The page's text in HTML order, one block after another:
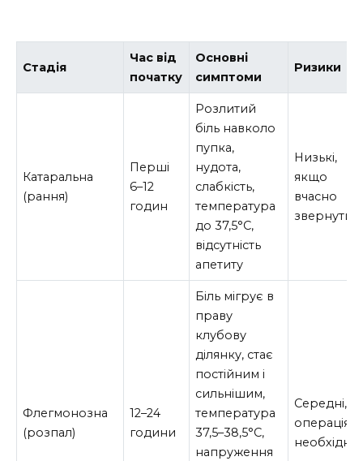
Стадія
Час від
початку
Основні
симптоми
Ризики
Катаральна
(рання)
Перші
6–12
годин
Розлитий
біль навколо
пупка,
нудота,
слабкість,
температура
до 37,5°C,
відсутність
апетиту
Низькі,
якщо
вчасно
Флегмонозна
(розпал)
12–24
години
Біль мігрує в
праву
клубову
ділянку, стає
постійним і
сильнішим,
температура
37,5–38,5°C,
напруження
Середні,
операція
необхідна